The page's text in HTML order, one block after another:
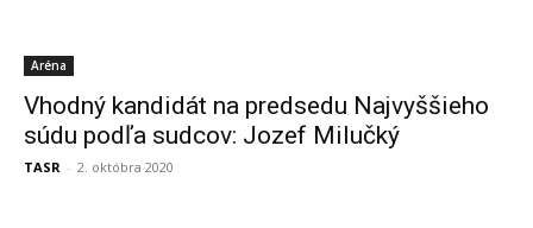
Aréna
Vhodný kandidát na predsedu Najvyššieho
súdu podľa sudcov: Jozef Milučký
TASR - 2. októbra 2020